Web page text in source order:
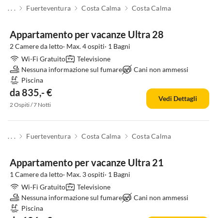
. . . Fuerteventura Costa Calma Costa Calma
Appartamento per vacanze Ultra 28
2 Camere da letto· Max. 4 ospiti· 1 Bagni
Wi-Fi Gratuito
Televisione
Nessuna informazione sul fumare
Cani non ammessi
Piscina
da 835,- €
2 Ospiti / 7 Notti
Vedi Dettagli
. . . Fuerteventura Costa Calma Costa Calma
Appartamento per vacanze Ultra 21
1 Camere da letto· Max. 3 ospiti· 1 Bagni
Wi-Fi Gratuito
Televisione
Nessuna informazione sul fumare
Cani non ammessi
Piscina